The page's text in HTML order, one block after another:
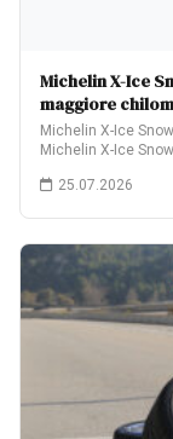
Michelin X-Ice
maggiore
Michelin X-Ice
Michelin X-Ice
25.07.2026